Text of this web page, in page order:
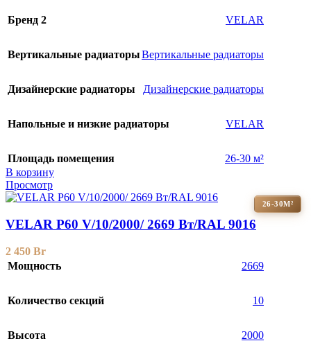
Бренд 2 VELAR
Вертикальные радиаторыВертикальные радиаторы
Дизайнерские радиаторы Дизайнерские радиаторы
Напольные и низкие радиаторы VELAR
Площадь помещения
26-30 м²
В корзину
Просмотр
26-30М²
VELAR P60 V/10/2000/ 2669 Bт/RAL 9016
2 450 Br
Мощность
2669
Количество секций 10
Высота 2000